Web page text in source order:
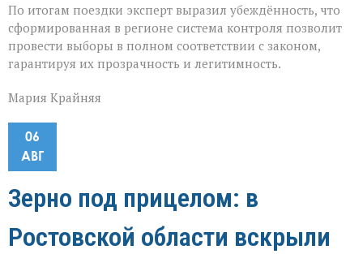
По итогам поездки эксперт выразил убеждённость, что
сформированная в регионе система контроля позволит
провести выборы в полном соответствии с законом,
гарантируя их прозрачность и легитимность.
Мария Крайняя
06
АВГ
Зерно под прицелом: в
Ростовской области вскрыли